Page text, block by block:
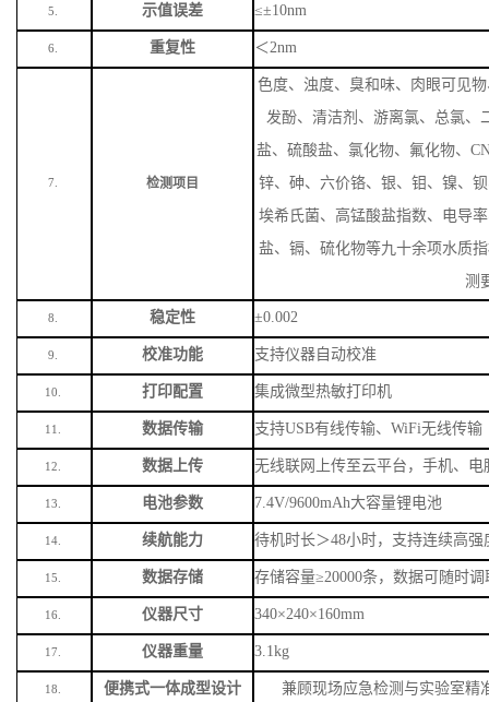
色度、浊度、臭和味、肉眼可见物
发酚、清洁剂、游离氯、总氯、
盐、硫酸盐、氯化物、氟化物、
锌、砷、六价铬、银、钼、镍、
埃希氏菌、高锰酸盐指数、电导
盐、镉、硫化物等九十余项水质
测
±0.002
10. 打印配置 集成微型热敏打印机
11. 数据传输 支持 USB有线传输、WiFi无线传输
12. 数据上传 无线联网上传至云平台，手机、
13. 电池参数 7.4V/9600mAh大容量锂电池
14. 续航能力 待机时长＞48小时，支持连续高
15. 数据存储 存储容量≥20000条，数据可随时
16. 仪器尺寸 340×240×160mm
17. 仪器重量 3.1kg
18. 便携式一体成型设计 兼顾现场应急检测与实验室精
19.
自研高性能GUI交互系
统
操作流畅度大幅提升，设备运行